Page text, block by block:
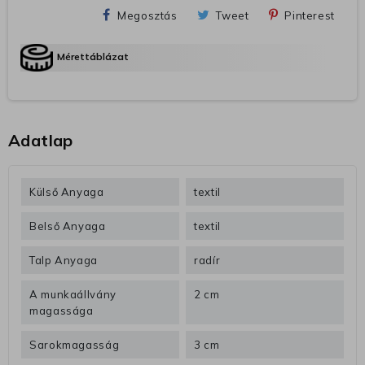
Megosztás Tweet Pinterest
Mérettáblázat
Adatlap
Külső Anyaga textil
Belső Anyaga textil
Talp Anyaga radír
A munkaállvány
magassága
2 cm
Sarokmagasság 3 cm